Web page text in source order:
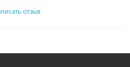
отзыв